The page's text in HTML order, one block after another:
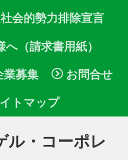
会的勢力排除宣言
（請求書用紙）
募集 お問合せ
トマップ
ル・コーポレ